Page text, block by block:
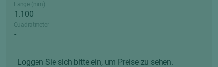
Länge (mm)
Quadratmeter
Loggen Sie sich bitte ein, um Preise zu sehen.